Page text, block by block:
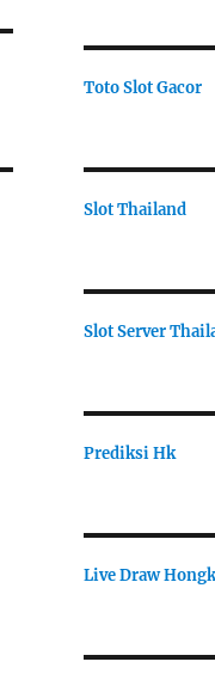
Toto Slot Gacor
Slot Thailand
Slot Server
Prediksi Hk
Live Draw